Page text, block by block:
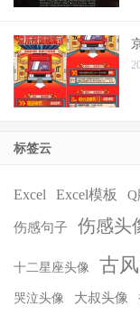
标签云
Excel Excel模板
伤感句子 伤感头
十二星座头像 古
哭泣头像 大叔头像